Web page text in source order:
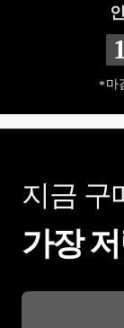
1
마
지금 구
가장